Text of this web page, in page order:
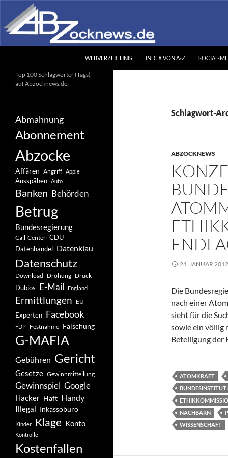
Inhalt
springen
WEBVERZEICHNIS INDEX VON A-Z SOCIAL-
Schlagwort-
ABZOCKNEWS
24. JANUAR 2012
Die
nach einer
sieht für die
sowie ein völlig
Beteiligung der
ATOMKRAFT
BUNDESINSTITUT
NACHBARN
WISSENSCHAFT
Ihr unabhängiges
Informationsportal
Top 100 Schlagwörter (Tags)
auf Abzocknews.de:
Abmahnung
Abonnement
Abzocke
Affären Angriff Apple
Ausspähen Auto
Banken Behörden
Betrug
Bundesregierung
Call-Center CDU
Datenhandel Datenklau
Datenschutz
Download Drohung Druck
Dubios E-Mail England
Ermittlungen EU
Experten Facebook
FDP Festnahme Fälschung
G-MAFIA
Gebühren Gericht
Gesetze Gewinnmitteilung
Gewinnspiel Google
Hacker Haft Handy
Illegal Inkassobüro
Kinder Klage Konto
Kontrolle
Kostenfallen